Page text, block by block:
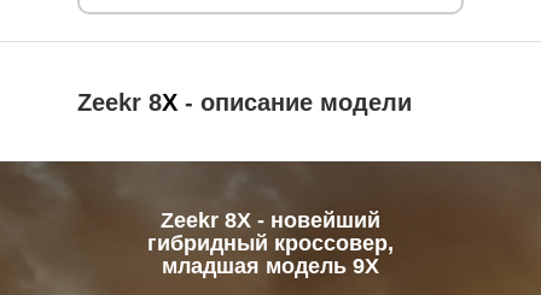
Zeekr 8X - описание модели
Zeekr 8X - новейший
гибридный кроссовер,
младшая модель 9Х